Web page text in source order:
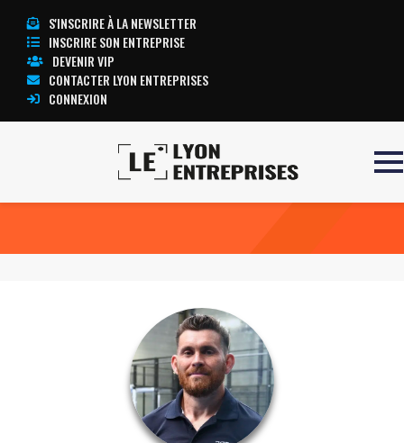
S'INSCRIRE À LA NEWSLETTER
INSCRIRE SON ENTREPRISE
DEVENIR VIP
CONTACTER LYON ENTREPRISES
CONNEXION